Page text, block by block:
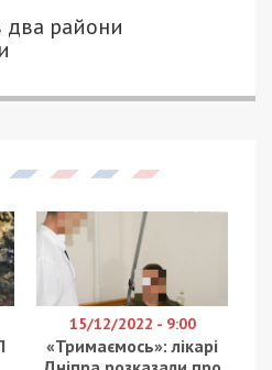
два райони
15/12/2022 - 9:00
«Тримаємось»: лікарі